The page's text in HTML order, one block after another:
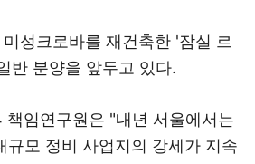
성크로바를 재건축한 '잠실 르
반 분양을 앞두고 있다.
책임연구원은 "내년 서울에서는
규모 정비 사업지의 강세가 지속